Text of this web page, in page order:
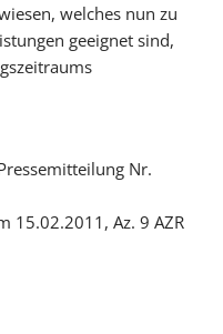
welches nun zu
geeignet sind,
Nr.
15.02.2011, Az. 9 AZR